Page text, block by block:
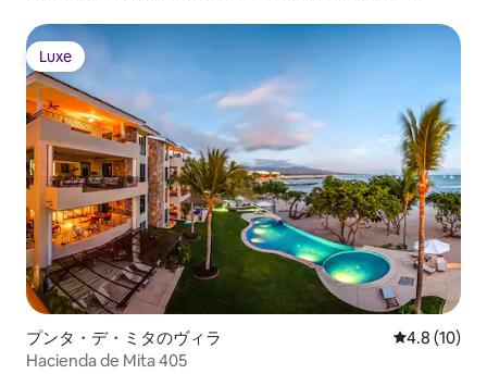
Luxe
Luxe
プンタ・デ・ミタのヴィラ レビュー10
4.8 (10)
Hacienda de Mita 405